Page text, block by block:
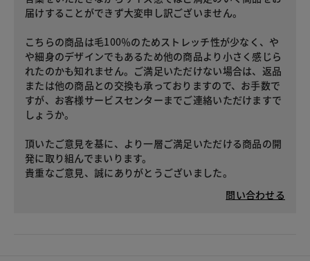
届けすることができず大変申し訳ございません。
こちらの商品は毛100％のためストレッチ性が少なく、や
や細身のデザインでもあるため他の商品より小さく感じら
れたのかも知れません。ご満足いただけない場合は、返品
または他の商品との交換も承っておりますので、お手数で
すが、お客様サービスセンターまでご連絡いただけますで
しょうか。
頂いたご意見を基に、より一層ご満足いただける商品の開
発に取り組んでまいります。
貴重なご意見、誠にありがとうございました。
問い合わせる